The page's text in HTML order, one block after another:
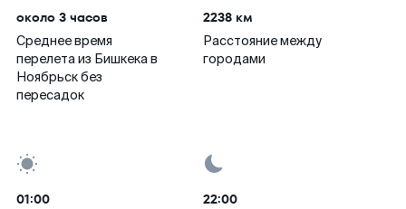
около 3 часов
Среднее время
перелета из Бишкека в
Ноябрьск без
пересадок
2238 км
Расстояние между
городами
01:00 22:00